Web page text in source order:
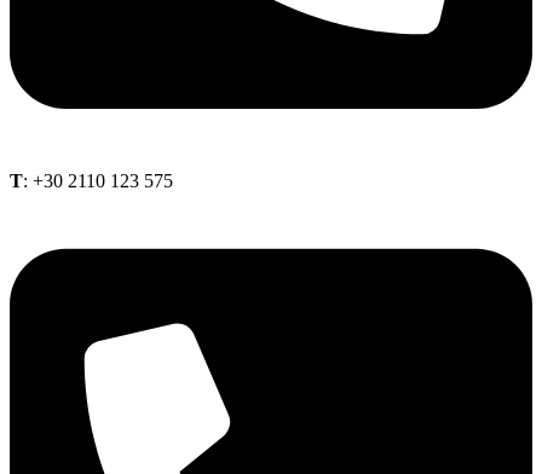
Τ: +30 2110 123 575